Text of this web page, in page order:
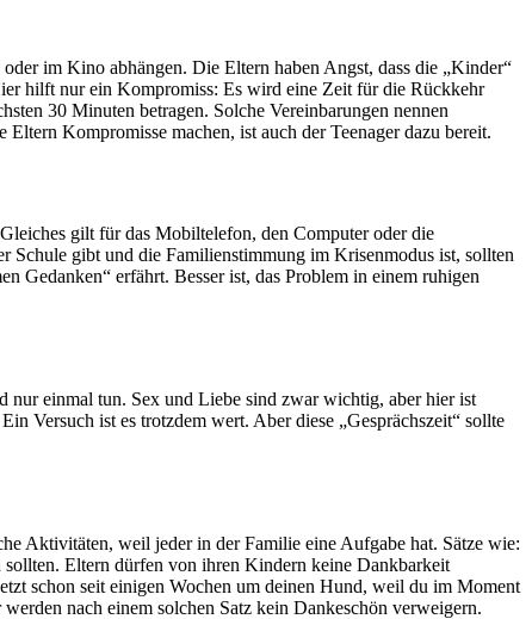
im Kino abhängen. Die Eltern haben Angst, dass die „Kinder“
hilft nur ein Kompromiss: Es wird eine Zeit für die Rückkehr
30 Minuten betragen. Solche Vereinbarungen nennen
Kompromisse machen, ist auch der Teenager dazu bereit.
gilt für das Mobiltelefon, den Computer oder die
Schule gibt und die Familienstimmung im Krisenmodus ist, sollten
Gedanken“ erfährt. Besser ist, das Problem in einem ruhigen
nur einmal tun. Sex und Liebe sind zwar wichtig, aber hier ist
Versuch ist es trotzdem wert. Aber diese „Gesprächszeit“ sollte
Aktivitäten, weil jeder in der Familie eine Aufgabe hat. Sätze wie:
Eltern dürfen von ihren Kindern keine Dankbarkeit
schon seit einigen Wochen um deinen Hund, weil du im Moment
nach einem solchen Satz kein Dankeschön verweigern.